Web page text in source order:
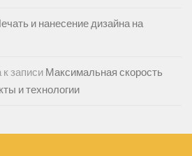
и нанесение дизайна на
к записи Максимальная скорость
и технологии